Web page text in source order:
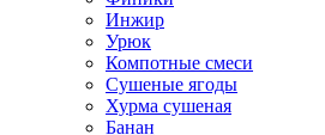
Инжир
Урюк
Компотные смеси
Сушеные ягоды
Хурма сушеная
Банан